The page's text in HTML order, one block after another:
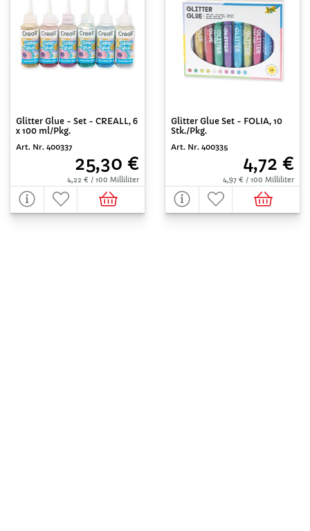
Glitter Glue - Set - CREALL, 6
x 100 ml/Pkg.
Art. Nr. 400337
25,30 €
4,22 € / 100 Milliliter
Glitter Glue Set - FOLIA, 10
Stk./Pkg.
Art. Nr. 400335
4,72 €
4,97 € / 100 Milliliter